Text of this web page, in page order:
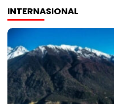
INTERNASIONAL